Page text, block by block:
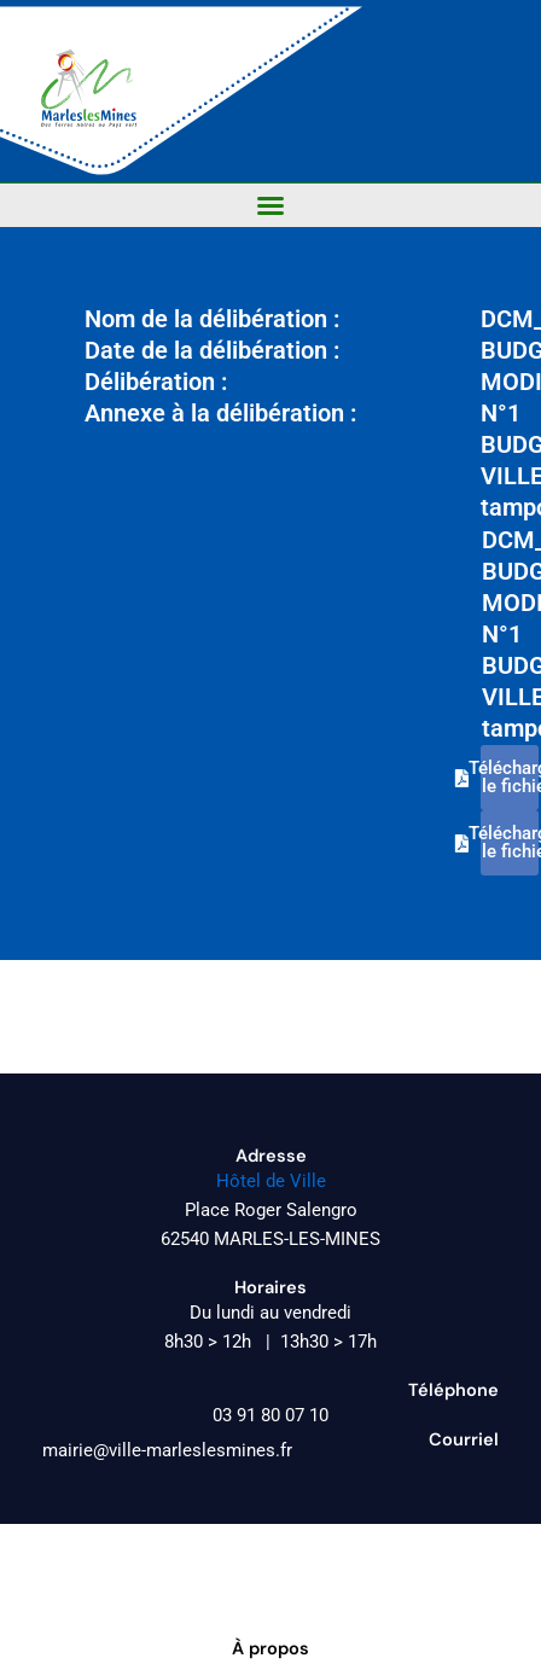
Nom de la délibération :
Date de la délibération :
Délibération :
Annexe à la délibération :
N°1
N°1
le
le
Adresse
Hôtel de Ville
Place Roger Salengro
62540 MARLES-LES-MINES
Horaires
Du lundi au vendredi
8h30 > 12h | 13h30 > 17h
Téléphone
03 91 80 07 10
Courriel
mairie@ville-marleslesmines.fr
À propos